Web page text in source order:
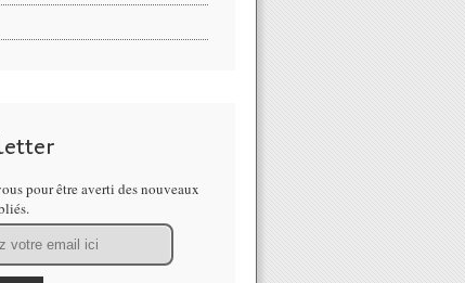
pour être averti des nouveaux